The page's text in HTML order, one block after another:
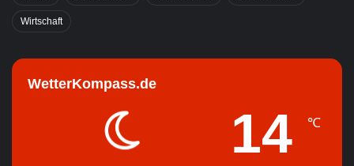
Wirtschaft
WetterKompass.de
14 ℃